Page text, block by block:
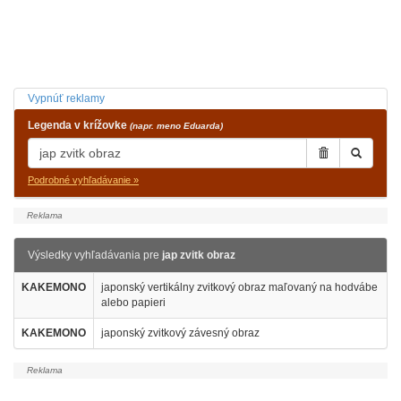
Vypnúť reklamy
Legenda v krížovke (napr. meno Eduarda)
Podrobné vyhľadávanie »
Výsledky vyhľadávania pre jap zvitk obraz
KAKEMONO
japonský vertikálny zvitkový obraz maľovaný na hodvábe
alebo papieri
KAKEMONO japonský zvitkový závesný obraz